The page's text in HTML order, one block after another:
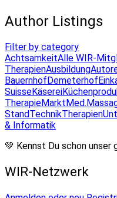
Author Listings
Filter by category
AchtsamkeitAlle WIR-
TherapienAusbildung
BauernhofDemeterhof
SuisseKäserei
TherapieMarkt
StandTechnikTherapien
& Informatik
💚 Kennst Du schon unser
WIR-Netzwerk